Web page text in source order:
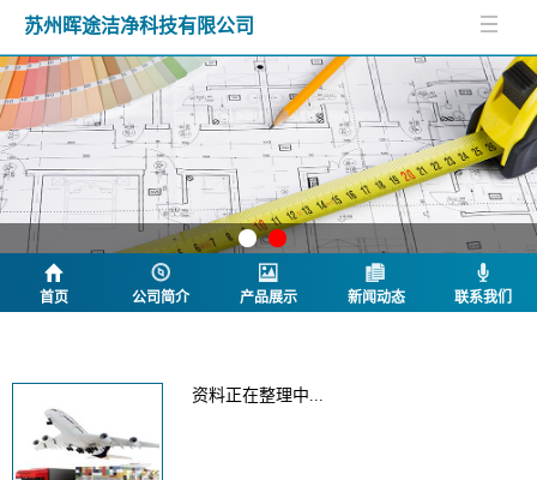
苏州晖途洁净科技有限公司
首页 公司简介 产品展示 新闻动态 联系我们
资料正在整理中...